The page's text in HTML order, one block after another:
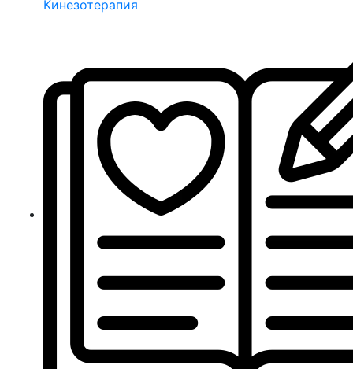
Кинезотерапия